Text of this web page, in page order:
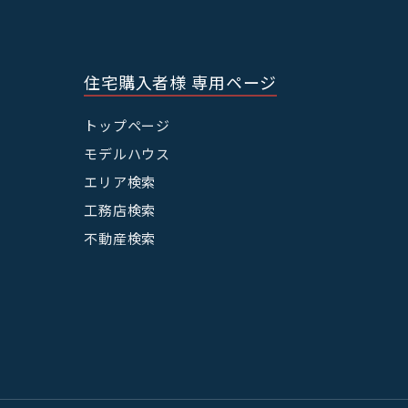
住宅購入者様 専用ページ
トップページ
モデルハウス
エリア検索
工務店検索
不動産検索